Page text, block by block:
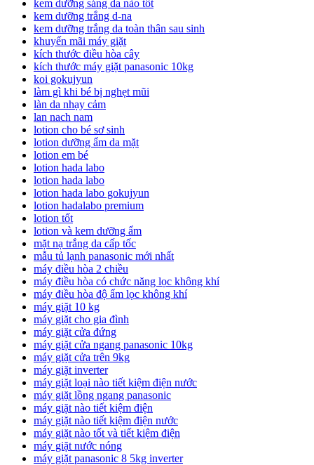
kem dưỡng sáng da nào tốt
kem dưỡng trắng d-na
kem dưỡng trắng da toàn thân sau sinh
khuyến mãi máy giặt
kích thước điều hòa cây
kích thước máy giặt panasonic 10kg
koi gokujyun
làm gì khi bé bị nghẹt mũi
làn da nhạy cảm
lan nach nam
lotion cho bé sơ sinh
lotion dưỡng ẩm da mặt
lotion em bé
lotion hada labo
lotion hada labo
lotion hada labo gokujyun
lotion hadalabo premium
lotion tốt
lotion và kem dưỡng ẩm
mặt nạ trắng da cấp tốc
mẫu tủ lạnh panasonic mới nhất
máy điều hòa 2 chiều
máy điều hòa có chức năng lọc không khí
máy điều hòa độ ẩm lọc không khí
máy giặt 10 kg
máy giặt cho gia đình
máy giặt cửa đứng
máy giặt cửa ngang panasonic 10kg
máy giặt cửa trên 9kg
máy giặt inverter
máy giặt loại nào tiết kiệm điện nước
máy giặt lồng ngang panasonic
máy giặt nào tiết kiệm điện
máy giặt nào tiết kiệm điện nước
máy giặt nào tốt và tiết kiệm điện
máy giặt nước nóng
máy giặt panasonic 8 5kg inverter